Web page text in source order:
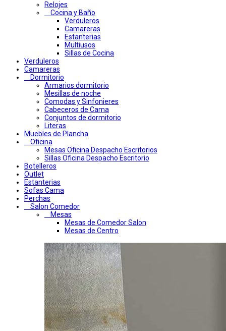
Relojes
Cocina y Baño
Verduleros
Camareras
Estanterias
Multiusos
Sillas de Cocina
Verduleros
Camareras
Dormitorio
Armarios dormitorio
Mesillas de noche
Comodas y Sinfonieres
Cabeceros de Cama
Conjuntos de dormitorio
Literas
Muebles de Plancha
Oficina
Mesas Oficina Despacho Escritorios
Sillas Oficina Despacho Escritorio
Botelleros
Outlet
Estanterias
Sofas Cama
Perchas
Salon Comedor
Mesas
Mesas de Comedor Salon
Mesas de Centro